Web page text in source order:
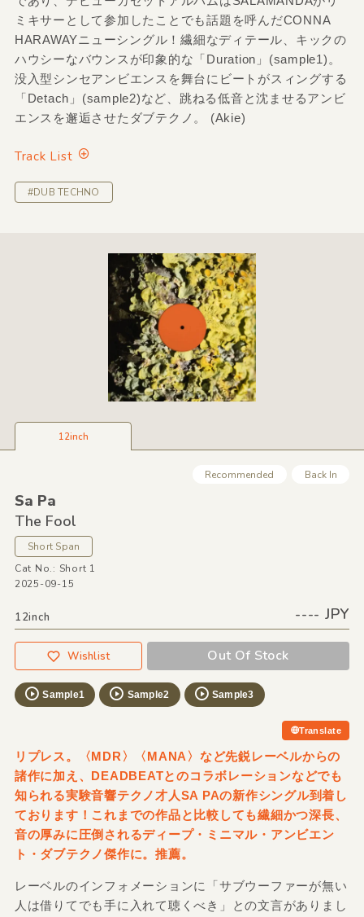
ミキサーとして参加したことでも話題を呼んだCONNA
HARAWAYニューシングル！繊細なディテール、キックの
ハウシーなバウンスが印象的な「Duration」(sample1)。
没入型シンセアンビエンスを舞台にビートがスィングする
「Detach」(sample2)など、跳ねる低音と沈ませるアンビ
エンスを邂逅させたダブテクノ。 (Akie)
Track List
#DUB TECHNO
12inch
Recommended Back In
Sa Pa
The Fool
Short Span
Cat No.: Short 1
2025-09-15
12inch ---- JPY
Wishlist Out Of Stock
Sample1 Sample2 Sample3
Translate
リプレス。〈MDR〉〈MANA〉など先鋭レーベルからの
諸作に加え、DEADBEATとのコラボレーションなどでも
知られる実験音響テクノ才人SA PAの新作シングル到着し
ております！これまでの作品と比較しても繊細かつ深長、
音の厚みに圧倒されるディープ・ミニマル・アンビエン
ト・ダブテクノ傑作に。推薦。
レーベルのインフォメーションに「サブウーファーが無い
人は借りてでも手に入れて聴くべき」との文言がありまし